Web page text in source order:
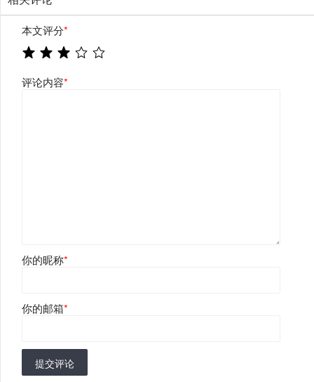
本文评分*
评论内容*
你的昵称*
你的邮箱*
提交评论